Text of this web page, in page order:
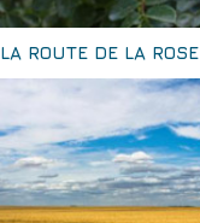
LA ROUTE DE LA ROSE